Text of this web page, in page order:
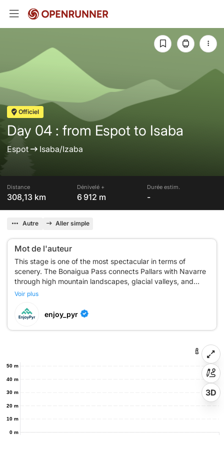
Officiel
Day 04 : from Espot to Isaba
Espot Isaba/Izaba
Distance
308,13 km
Dénivelé +
6 912 m
Durée estim.
-
Autre Aller simple
Mot de l'auteur
This stage is one of the most spectacular in terms of
scenery. The Bonaigua Pass connects Pallars with Navarre
through high mountain landscapes, glacial valleys, and
historic passes. You will go through Esterri d'Àneu and
have kept a strong cultural identity linked to wooden rafts
(almadías), transhumance, and Pyrenean architecture. The
Voir plus
enjoy_pyr
0 m
10 m
20 m
30 m
40 m
50 m
3D